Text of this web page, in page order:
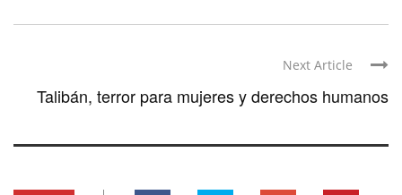
Next Article
Talibán, terror para mujeres y derechos humanos